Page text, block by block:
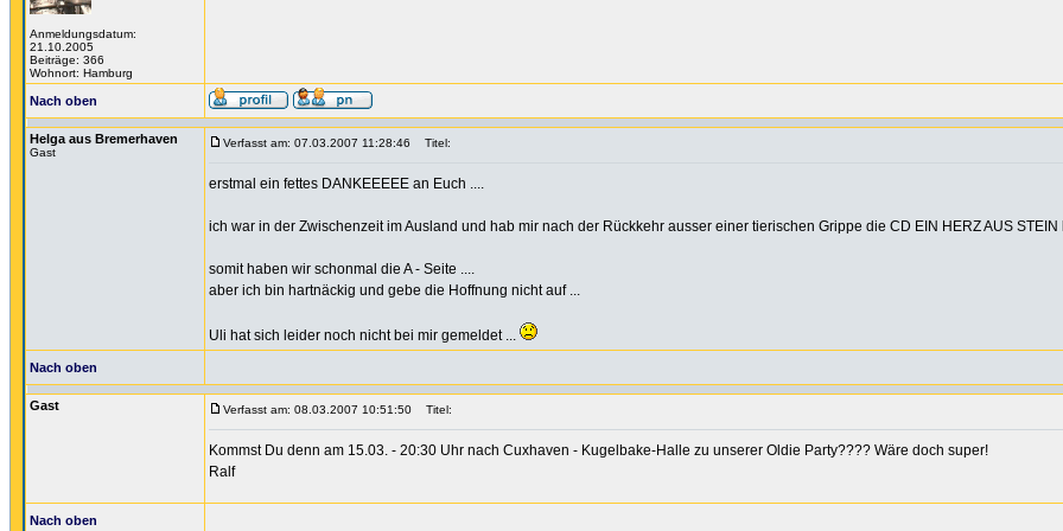
Anmeldungsdatum:
21.10.2005
Beiträge: 366
Wohnort: Hamburg
Nach oben
Helga aus Bremerhaven
Gast
Verfasst am: 07.03.2007 11:28:46 Titel:
erstmal ein fettes DANKEEEEE an Euch ....
ich war in der Zwischenzeit im Ausland und hab mir nach der Rückkehr ausser einer tierischen Grippe die CD EIN HERZ AUS STEIN
somit haben wir schonmal die A - Seite ....
aber ich bin hartnäckig und gebe die Hoffnung nicht auf ...
Uli hat sich leider noch nicht bei mir gemeldet ...
Nach oben
Gast Verfasst am: 08.03.2007 10:51:50 Titel:
Kommst Du denn am 15.03. - 20:30 Uhr nach Cuxhaven - Kugelbake-Halle zu unserer Oldie Party???? Wäre doch super!
Ralf
Nach oben